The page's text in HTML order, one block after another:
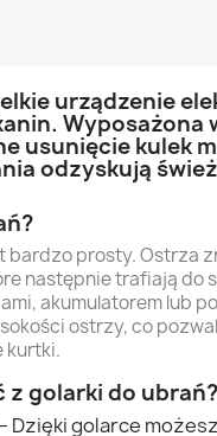
urządzenie
usunięcie kulek
odzyskują
bardzo prosty. Ostrza
następnie trafiają do
akumulatorem lub
ostrzy, co
kurtki.
z golarki do ubrań?
Dzięki golarce